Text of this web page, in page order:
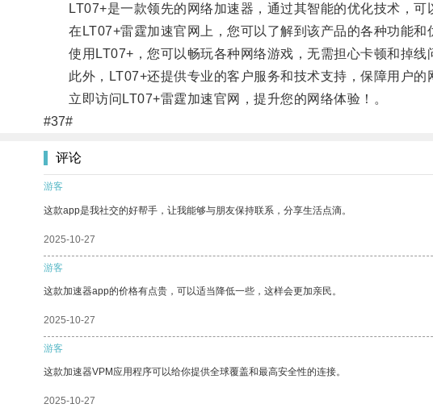
LT07+是一款领先的网络加速器，通过其智能的优化技术，可
在LT07+雷霆加速官网上，您可以了解到该产品的各种功能和
使用LT07+，您可以畅玩各种网络游戏，无需担心卡顿和掉线
此外，LT07+还提供专业的客户服务和技术支持，保障用户的
立即访问LT07+雷霆加速官网，提升您的网络体验！。
#37#
评论
游客
这款app是我社交的好帮手，让我能够与朋友保持联系，分享生活点滴。
2025-10-27
游客
这款加速器app的价格有点贵，可以适当降低一些，这样会更加亲民。
2025-10-27
游客
这款加速器VPM应用程序可以给你提供全球覆盖和最高安全性的连接。
2025-10-27